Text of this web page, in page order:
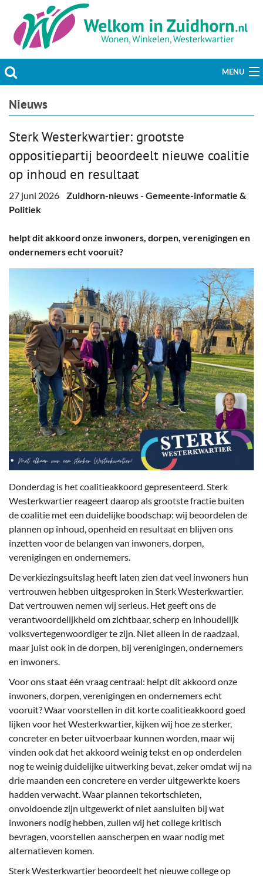
MENU
Actueel
Welzijn & Maatschappij
Bedrijven
Prikbord & Aanbiedingen
Plaats bericht
Nieuws
Sterk Westerkwartier: grootste
oppositiepartij beoordeelt nieuwe coalitie
op inhoud en resultaat
27 juni 2026 Zuidhorn-nieuws- Gemeente-informatie &
Politiek
helpt dit akkoord onze inwoners, dorpen, verenigingen en
ondernemers echt vooruit?
Donderdag is het coalitieakkoord gepresenteerd. Sterk
Westerkwartier reageert daarop als grootste fractie buiten
de coalitie met een duidelijke boodschap: wij beoordelen de
plannen op inhoud, openheid en resultaat en blijven ons
inzetten voor de belangen van inwoners, dorpen,
verenigingen en ondernemers.
De verkiezingsuitslag heeft laten zien dat veel inwoners hun
vertrouwen hebben uitgesproken in Sterk Westerkwartier.
Dat vertrouwen nemen wij serieus. Het geeft ons de
verantwoordelijkheid om zichtbaar, scherp en inhoudelijk
volksvertegenwoordiger te zijn. Niet alleen in de raadzaal,
maar juist ook in de dorpen, bij verenigingen, ondernemers
en inwoners.
Voor ons staat één vraag centraal: helpt dit akkoord onze
inwoners, dorpen, verenigingen en ondernemers echt
vooruit? Waar voorstellen in dit korte coalitieakkoord goed
lijken voor het Westerkwartier, kijken wij hoe ze sterker,
concreter en beter uitvoerbaar kunnen worden, maar wij
vinden ook dat het akkoord weinig tekst en op onderdelen
nog te weinig duidelijke uitwerking bevat, zeker omdat wij na
drie maanden een concretere en verder uitgewerkte koers
hadden verwacht. Waar plannen tekortschieten,
onvoldoende zijn uitgewerkt of niet aansluiten bij wat
inwoners nodig hebben, zullen wij het college kritisch
bevragen, voorstellen aanscherpen en waar nodig met
alternatieven komen.
Sterk Westerkwartier beoordeelt het nieuwe college op